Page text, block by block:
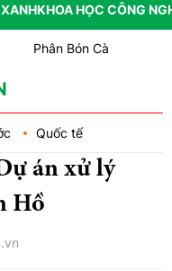
KHOA HỌC CÔNG
Bón Cà Mau đồng hành
xanh trên cánh đồng
Quốc tế
án xử lý
Hồ